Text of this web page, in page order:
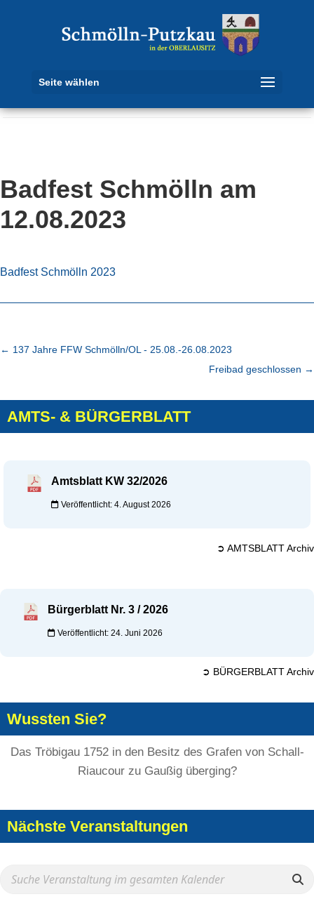
Seite wählen
Badfest Schmölln am
12.08.2023
Badfest Schmölln 2023
← 137 Jahre FFW Schmölln/OL - 25.08.-26.08.2023
Freibad geschlossen →
AMTS- & BÜRGERBLATT
Amtsblatt KW 32/2026
Veröffentlicht: 4. August 2026
➲ AMTSBLATT Archiv
Bürgerblatt Nr. 3 / 2026
Veröffentlicht: 24. Juni 2026
➲ BÜRGERBLATT Archiv
Wussten Sie?
Das Tröbigau 1752 in den Besitz des Grafen von Schall-
Riaucour zu Gaußig überging?
Nächste Veranstaltungen